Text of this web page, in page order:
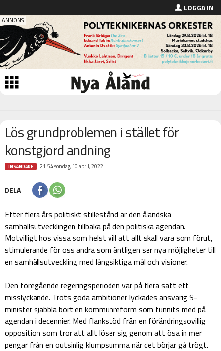
LOGGA IN
Lös grundproblemen i stället för
konstgjord andning
INSÄNDARE 21:54 söndag, 10 april, 2022
DELA
Efter flera års politiskt stillestånd är den åländska
samhällsutvecklingen tillbaka på den politiska agendan.
Motvilligt hos vissa som helst vill att allt skall vara som förut,
stimulerande för oss andra som äntligen ser nya möjligheter till
en samhällsutveckling med långsiktiga mål och visioner.
Den föregående regeringsperioden var på flera sätt ett
misslyckande. Trots goda ambitioner lyckades ansvarig S-
minister sjabbla bort en kommunreform som funnits med på
agendan i decennier. Med flankstöd från en förändringsovillig
opposition som tror att allt löser sig genom att ösa in mer
pengar från en outsinlig klumpsumma när det börjar gå trögt.